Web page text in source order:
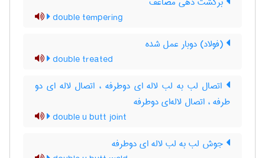
double tempering
(فولاد) دوبار عمل شده
double treated
اتصال لب به لب لاله ای دوطرفه ، اتصال لاله ای دو
طرفه ، اتصال لاله‌ای دوطرفه
double u butt joint
جوش لب به لب لاله ای دوطرفه